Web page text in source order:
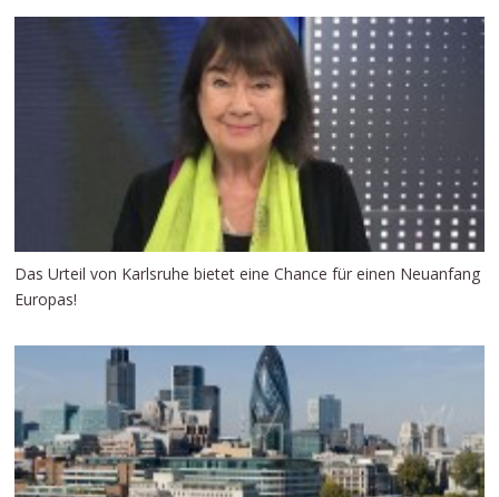
Das Urteil von Karlsruhe bietet eine Chance für einen Neuanfang
Europas!